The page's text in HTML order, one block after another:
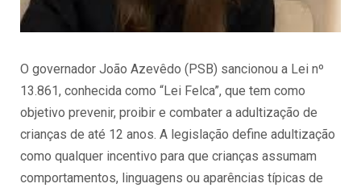
O governador João Azevêdo (PSB) sancionou a Lei nº
13.861, conhecida como “Lei Felca”, que tem como
objetivo prevenir, proibir e combater a adultização de
crianças de até 12 anos. A legislação define adultização
como qualquer incentivo para que crianças assumam
comportamentos, linguagens ou aparências típicas de